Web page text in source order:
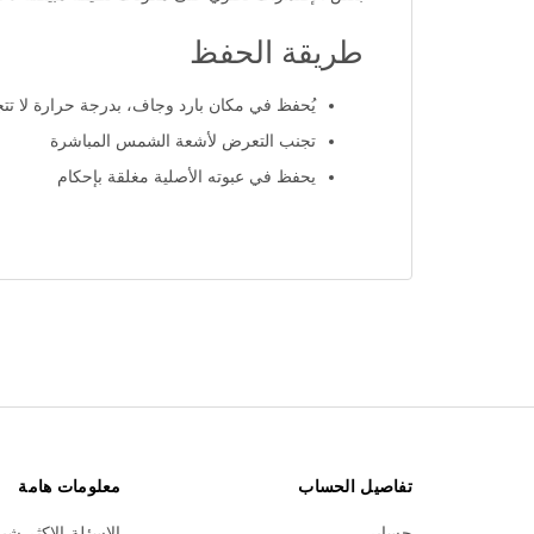
طريقة الحفظ
يُحفظ في مكان بارد وجاف، بدرجة حرارة لا تتجاوز 25 درجة
تجنب التعرض لأشعة الشمس المباشرة
يحفظ في عبوته الأصلية مغلقة بإحكام
تفاصيل الحساب معلومات هامة